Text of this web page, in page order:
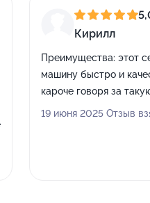
Кирилл
Преимущества: этот
машину быстро и
кароче говоря за
19 июня 2025 Отзыв